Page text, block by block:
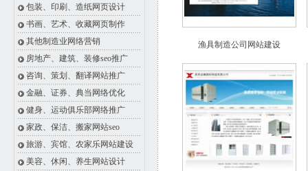
包装、印刷、造纸网页设计
书画、艺术、收藏网页制作
其他制造业网络营销
房地产、建筑、装修seo推广
咨询、策划、翻译网站推广
金融、证券、典当网络优化
健身、运动俱乐部网络推广
家政、保洁、搬家网站seo
旅游、宾馆、农家乐网站建设
美容、休闲、养生网站设计
渔具制造公司网站建设